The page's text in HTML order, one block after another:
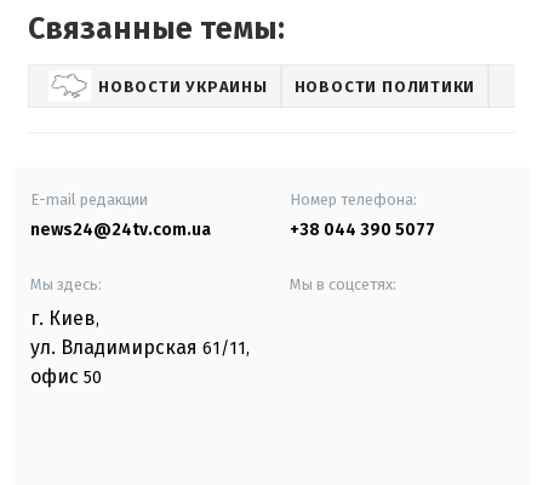
Связанные темы:
НОВОСТИ УКРАИНЫ НОВОСТИ ПОЛИТИКИ
E-mail редакции
news24@24tv.com.ua
Номер телефона:
+38 044 390 5077
Мы здесь:
г. Киев,
ул. Владимирская 61/11,
офис 50
Мы в соцсетях: